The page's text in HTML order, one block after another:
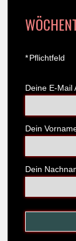
*Pflichtfeld
Deine E-Mail
Dein
Dein